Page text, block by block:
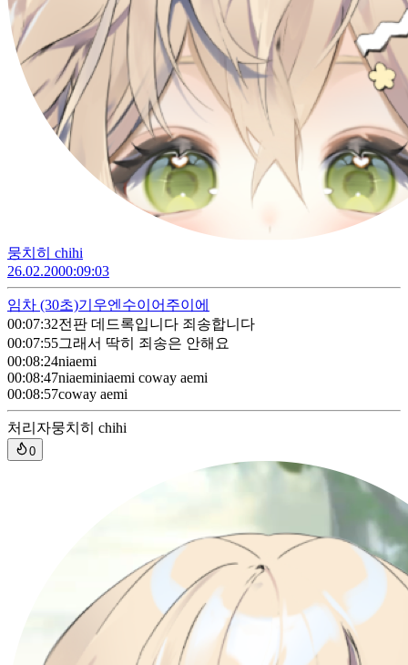
뭉치히 chihi
26.02.2000:09:03
임차 (30초)기우엔수이어주이에
00:07:32전판 데드록입니다 죄송합니다
00:07:55그래서 딱히 죄송은 안해요
00:08:24niaemi
00:08:47niaeminiaemi coway aemi
00:08:57coway aemi
처리자뭉치히 chihi
0